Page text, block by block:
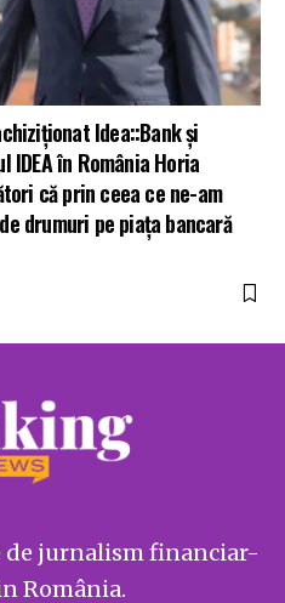
Idea::Bank şi
în România Horia
că prin ceea ce ne-am
drumuri pe piaţa bancară
jurnalism financiar-
România.